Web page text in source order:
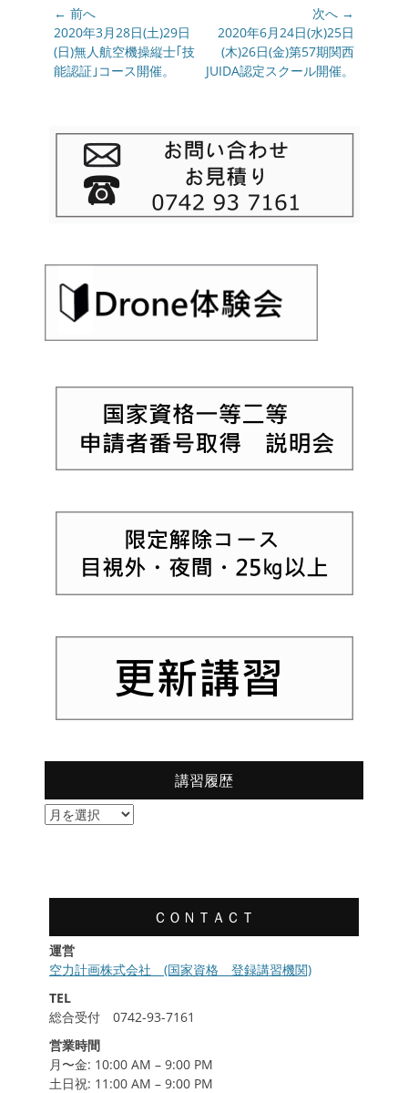
投
稿
ナ
ビ
← 前へ
前
の
投
2020年3月28日(土)29日
(日)無人航空機操縦士｢技
能認証｣コース開催。
次へ →
投
2020年6月24日(水)25日
(木)26日(金)第57期関西
JUIDA認定スクール開催。
講習履歴
講
ＣＯＮＴＡＣＴ
運営
空力計画株式会社 (国家資格 登録講習機関)
TEL
総合受付 0742-93-7161
営業時間
月〜金: 10:00 AM – 9:00 PM
土日祝: 11:00 AM – 9:00 PM